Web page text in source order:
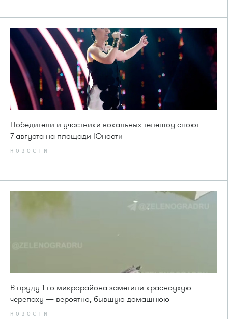
Победители и участники вокальных телешоу споют
7 августа на площади Юности
НОВОСТИ
В пруду 1-го микрорайона заметили красноухую
черепаху — вероятно, бывшую домашнюю
НОВОСТИ